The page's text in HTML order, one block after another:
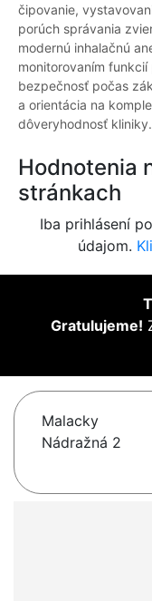
čipovanie,
porúch správania
modernú inhalačnú
monitorovaním
bezpečnosť počas
a orientácia na
dôveryhodnosť kliniky.
Hodnotenia
stránkach
Iba prihlásení
údajom.
Gratulujeme!
Malacky
Nádražná 2